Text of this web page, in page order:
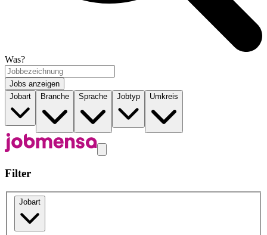
Was?
Jobs anzeigen
Jobart
Branche Sprache Jobtyp Umkreis
Filter
Jobart